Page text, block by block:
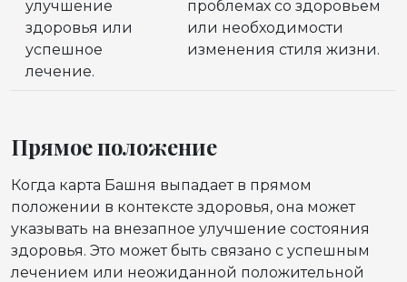
улучшение
здоровья или
успешное
лечение.
проблемах со здоровьем
или необходимости
изменения стиля жизни.
Прямое положение
Когда карта Башня выпадает в прямом
положении в контексте здоровья, она может
указывать на внезапное улучшение состояния
здоровья. Это может быть связано с успешным
лечением или неожиданной положительной